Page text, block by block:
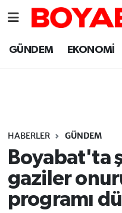
GÜNDEM EKONOMİ
HABERLER GÜNDEM
Boyabat'ta
gaziler
programı
Sinop Nöbetçi
Sinop Trafik
Süper Lig Puan
Tüm Manşetler